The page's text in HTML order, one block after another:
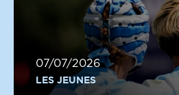
07/07/2026
LES JEUNES